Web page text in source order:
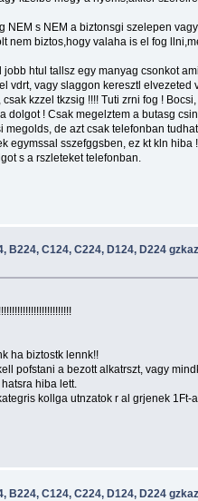
NEM s NEM a biztonsgi szelepen
nem biztos,hogy valaha is el fog
htul tallsz egy manyag csonkot
vdrt, vagy slaggon keresztl
kzzel tkzsig !!!! Tuti zrni fog !
! Csak megelztem a butasg
de azt csak telefonban
egymssal sszefggsben, ez kt kln
s a rszleteket telefonban.
B224, C124, C224, D124, D224
ha biztostk lennk!!
pofstani a bezott alkatrszt, vagy
hiba lett.
kollga utnzatok r al grjenek
B224, C124, C224, D124, D224